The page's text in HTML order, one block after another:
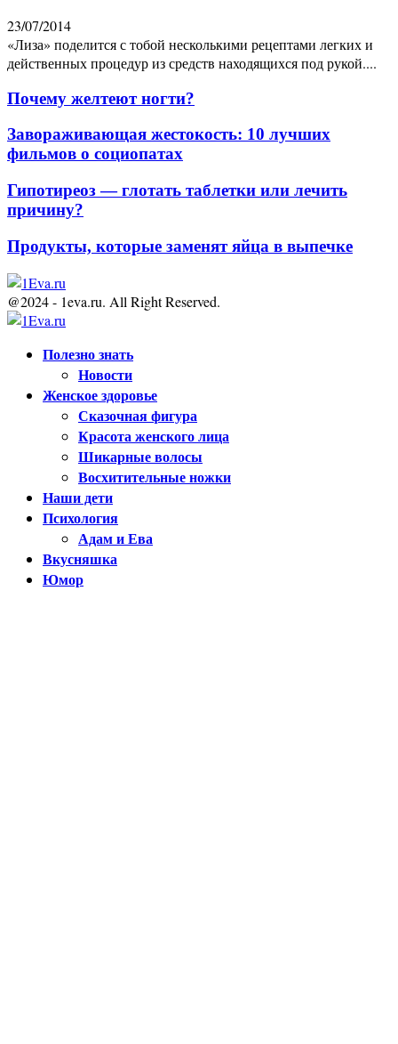
23/07/2014
«Лиза» поделится с тобой несколькими рецептами легких и
действенных процедур из средств находящихся под рукой....
Почему желтеют ногти?
Завораживающая жестокость: 10 лучших
фильмов о социопатах
Гипотиреоз — глотать таблетки или лечить
причину?
Продукты, которые заменят яйца в выпечке
@2024 - 1eva.ru. All Right Reserved.
Полезно знать
Новости
Женское здоровье
Сказочная фигура
Красота женского лица
Шикарные волосы
Восхитительные ножки
Наши дети
Психология
Адам и Ева
Вкусняшка
Юмор